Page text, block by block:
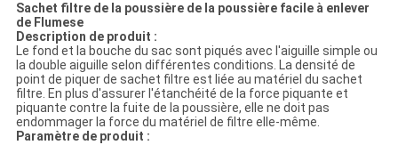
Sachet filtre de la poussière de la poussière facile à enlever
de Flumese
Description de produit :
Le fond et la bouche du sac sont piqués avec l'aiguille simple ou
la double aiguille selon différentes conditions. La densité de
point de piquer de sachet filtre est liée au matériel du sachet
filtre. En plus d'assurer l'étanchéité de la force piquante et
piquante contre la fuite de la poussière, elle ne doit pas
endommager la force du matériel de filtre elle-même.
Paramètre de produit :